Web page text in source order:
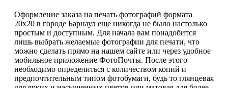
Оформление заказа на печать фотографий формата
20х20 в городе Барнаул еще никогда не было настолько
простым и доступным. Для начала вам понадобится
лишь выбрать желаемые фотографии для печати, что
можно сделать прямо на нашем сайте или через удобное
мобильное приложение ФотоПочты. После этого
необходимо определиться с количеством копий и
предпочтительным типом фотобумаги, будь то глянцевая